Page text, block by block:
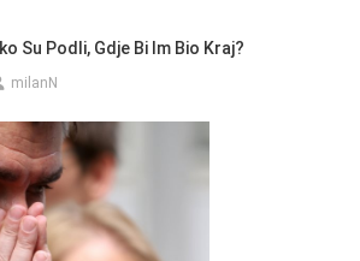
Su Podli, Gdje Bi Im Bio Kraj?
milanN